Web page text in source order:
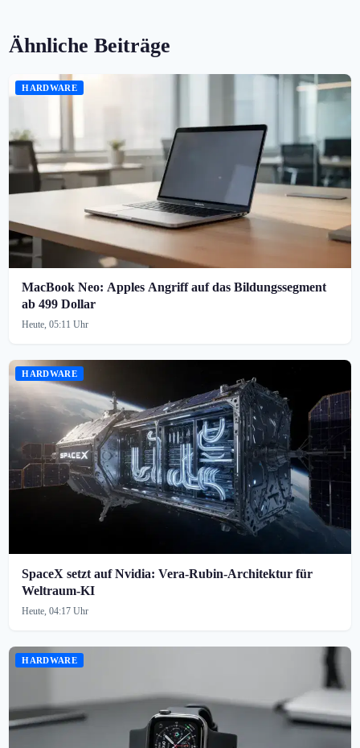
Ähnliche Beiträge
HARDWARE
MacBook Neo: Apples Angriff auf das Bildungssegment
ab 499 Dollar
Heute, 05:11 Uhr
HARDWARE
SpaceX setzt auf Nvidia: Vera-Rubin-Architektur für
Weltraum-KI
Heute, 04:17 Uhr
HARDWARE